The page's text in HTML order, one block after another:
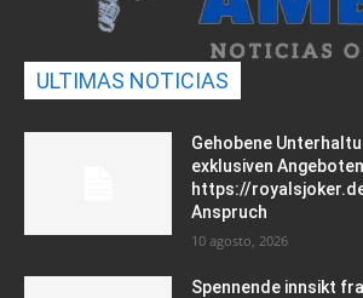
ULTIMAS NOTICIAS
Gehobene
exklusiven
https://
Anspruch
10 agosto, 2026
Spennende innsikt